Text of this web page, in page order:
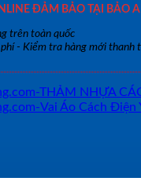
ĐẢM BẢO TẠI BẢO
trên toàn quốc
- Kiểm tra hàng mới thanh